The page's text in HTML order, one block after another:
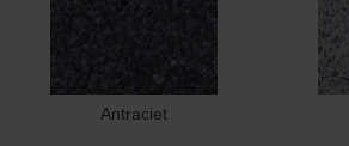
Antraciet